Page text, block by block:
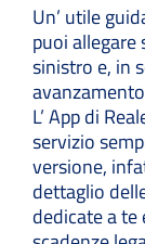
Un’ utile
puoi
sinistro e, in
L’ App di
servizio
versione,
dettaglio
dedicate a